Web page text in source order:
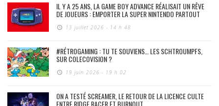
IL Y A 25 ANS, LA GAME BOY ADVANCE RÉALISAIT UN RÊVE
DE JOUEURS : EMPORTER LA SUPER NINTENDO PARTOUT
13 juillet 2026 - 14 h 48
#RÉTROGAMING : TU TE SOUVIENS… LES SCHTROUMPFS,
SUR COLECOVISION ?
19 juin 2026 - 19 h 02
ON A TESTÉ SCREAMER, LE RETOUR DE LA LICENCE CULTE
ENTRE RIDGE RACER ET BURNOUT